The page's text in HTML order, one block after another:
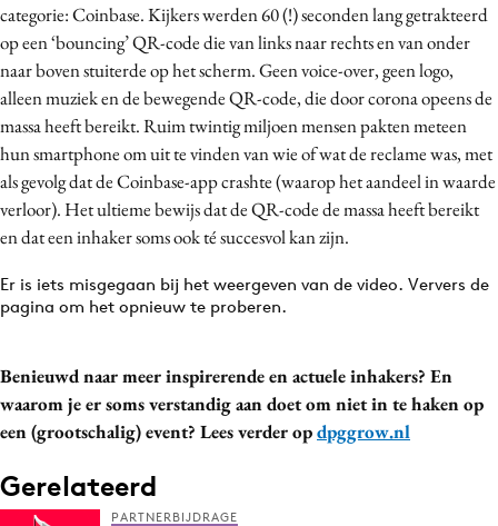
categorie: Coinbase. Kijkers werden 60 (!) seconden lang getrakteerd
op een ‘bouncing’ QR-code die van links naar rechts en van onder
naar boven stuiterde op het scherm. Geen voice-over, geen logo,
alleen muziek en de bewegende QR-code, die door corona opeens de
massa heeft bereikt. Ruim twintig miljoen mensen pakten meteen
hun smartphone om uit te vinden van wie of wat de reclame was, met
als gevolg dat de Coinbase-app crashte (waarop het aandeel in waarde
verloor). Het ultieme bewijs dat de QR-code de massa heeft bereikt
en dat een inhaker soms ook té succesvol kan zijn.
Er is iets misgegaan bij het weergeven van de video. Ververs de
pagina om het opnieuw te proberen.
Benieuwd naar meer inspirerende en actuele inhakers? En
waarom je er soms verstandig aan doet om niet in te haken op
een (grootschalig) event? Lees verder opdpggrow.nl
Gerelateerd
PARTNERBIJDRAGE